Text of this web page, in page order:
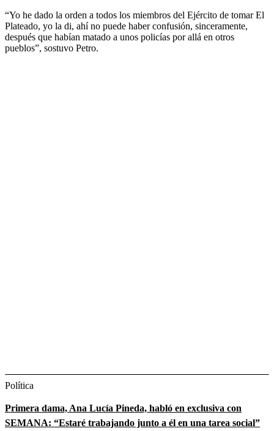
“Yo he dado la orden a todos los miembros del Ejército de tomar El
Plateado, yo la di, ahí no puede haber confusión, sinceramente,
después que habían matado a unos policías por allá en otros
pueblos”, sostuvo Petro.
Política
Primera dama, Ana Lucía Pineda, habló en exclusiva con
SEMANA: “Estaré trabajando junto a él en una tarea social”